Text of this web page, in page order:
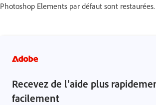
Photoshop Elements par défaut sont restaurées.
Recevez de l’aide plus
facilement